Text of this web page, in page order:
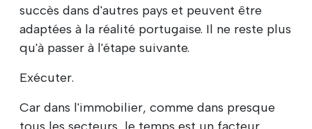
succès dans d'autres pays et peuvent être
adaptées à la réalité portugaise. Il ne reste plus
qu'à passer à l'étape suivante.
Exécuter.
Car dans l'immobilier, comme dans presque